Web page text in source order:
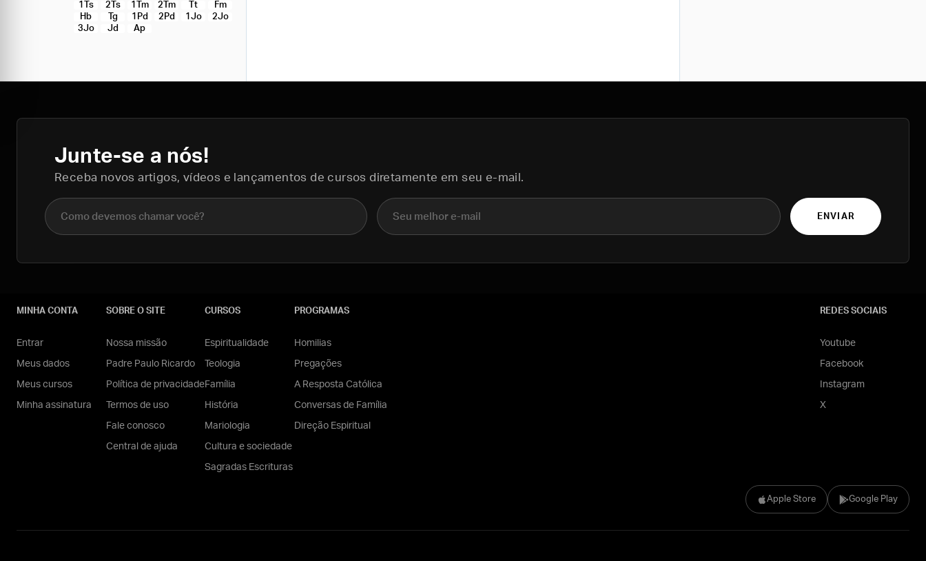
1Ts
2Ts 1Tm 2Tm Tt
Fm
Hb
Tg 1Pd 2Pd 1Jo
2Jo
3Jo
Jd Ap
Junte-se a nós!
Receba novos artigos, vídeos e lançamentos de cursos diretamente em seu e-mail.
Nome completo E-mail
ENVIAR
Apple Store Google Play
MINHA CONTA
Entrar
Meus dados
Meus cursos
Minha assinatura
SOBRE O SITE
Nossa missão
Padre Paulo Ricardo
Política de privacidade
Termos de uso
Fale conosco
Central de ajuda
CURSOS
Espiritualidade
Teologia
Família
História
Mariologia
Cultura e sociedade
Sagradas Escrituras
PROGRAMAS
Homilias
Pregações
A Resposta Católica
Conversas de Família
Direção Espiritual
REDES SOCIAIS
Youtube
Facebook
Instagram
X